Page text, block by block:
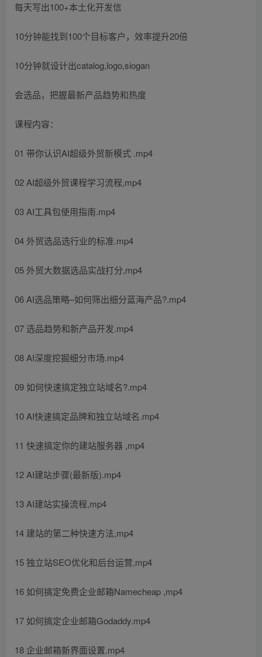
每天写出100+本土化开发信
10分钟能找到100个目标客户，效率提升20倍
10分钟就设计出catalog,logo,siogan
会选品，把握最新产品趋势和热度
课程内容：
01 带你认识AI超级外贸新模式 .mp4
02 AI超级外贸课程学习流程,mp4
03 AI工具包使用指南.mp4
04 外贸选品选行业的标准.mp4
05 外贸大数据选品实战打分,mp4
06 AI选品策略–如何筛出细分蓝海产品?.mp4
07 选品趋势和新产品开发.mp4
08 AI深度挖掘细分市场.mp4
09 如何快速搞定独立站域名?.mp4
10 AI快速搞定品牌和独立站域名.mp4
11 快速搞定你的建站服务器 ,mp4
12 AI建站步骤(最新版).mp4
13 AI建站实操流程,mp4
14 建站的第二种快速方法,mp4
15 独立站SEO优化和后台运营,mp4
16 如何搞定免费企业邮箱Namecheap ,mp4
17 如何搞定企业邮箱Godaddy.mp4
18 企业邮箱新界面设置.mp4